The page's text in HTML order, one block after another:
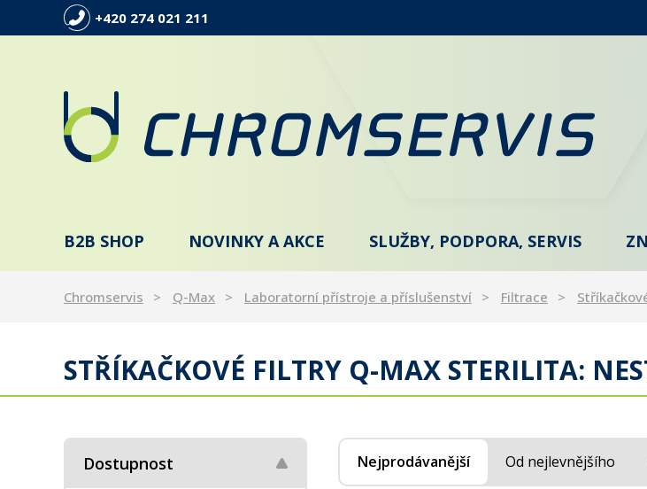
+420 274 021 211
B2B SHOP NOVINKY A AKCE SLUŽBY, PODPORA, SERVIS
Chromservis Q-Max Laboratorní přístroje a příslušenství Filtrace
STŘÍKAČKOVÉ FILTRY Q-MAX STERILITA:
Dostupnost Nejprodávanější Od nejlevnějšího